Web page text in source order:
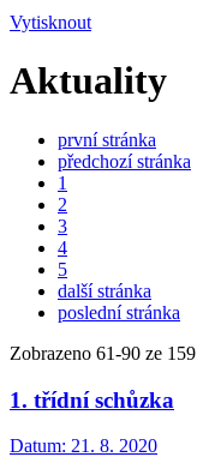
Vytisknout
Aktuality
první stránka
předchozí stránka
1
2
3
4
5
další stránka
poslední stránka
Zobrazeno 61-90 ze 159
1. třídní schůzka
Datum: 21. 8. 2020